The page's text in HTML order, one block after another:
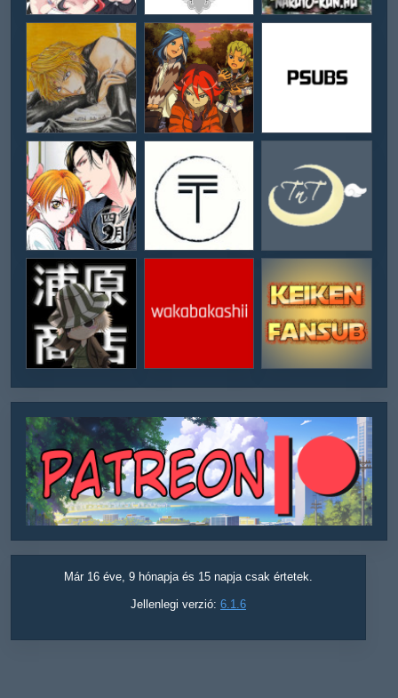
Már 16 éve, 9 hónapja és 15 napja csak értetek.
Jellenlegi verzió: 6.1.6